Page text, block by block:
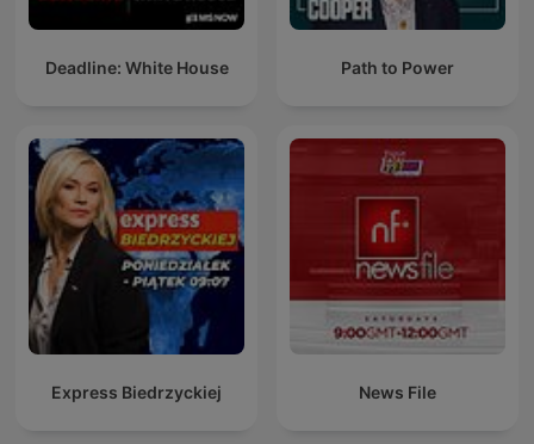
Deadline: White House Path to Power
Express Biedrzyckiej News File